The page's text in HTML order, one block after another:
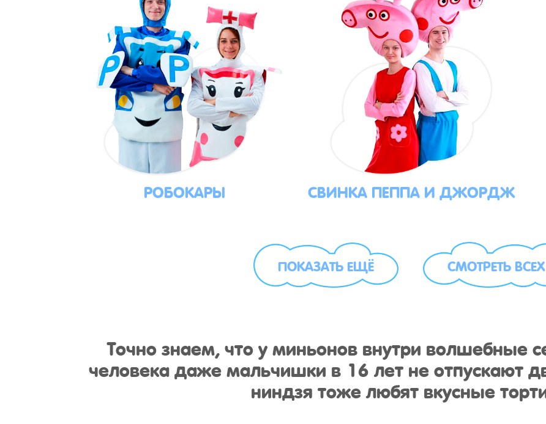
РОБОКАРЫ СВИНКА ПЕППА И ДЖОРДЖ
ПОКАЗАТЬ ЕЩЁ СМОТРЕТЬ ВСЕХ
Точно знаем, что у миньонов внутри волшебные
человека даже мальчишки в 16 лет не отпускают
ниндзя тоже любят вкусные